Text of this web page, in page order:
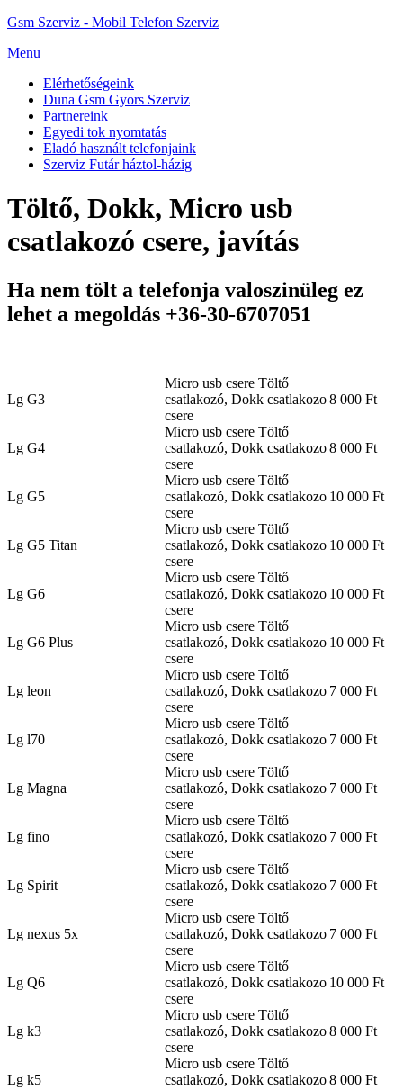
Gsm Szerviz - Mobil Telefon Szerviz
Menu
Elérhetőségeink
Duna Gsm Gyors Szerviz
Partnereink
Egyedi tok nyomtatás
Eladó használt telefonjaink
Szerviz Futár háztol-házig
Töltő, Dokk, Micro usb
csatlakozó csere, javítás
Ha nem tölt a telefonja valoszinüleg ez
lehet a megoldás +36-30-6707051
Lg G3
Micro usb csere Töltő
csatlakozó, Dokk csatlakozo
csere
8 000 Ft
Lg G4
Micro usb csere Töltő
csatlakozó, Dokk csatlakozo
csere
8 000 Ft
Lg G5
Micro usb csere Töltő
csatlakozó, Dokk csatlakozo
csere
10 000 Ft
Lg G5 Titan
Micro usb csere Töltő
csatlakozó, Dokk csatlakozo
csere
10 000 Ft
Lg G6
Micro usb csere Töltő
csatlakozó, Dokk csatlakozo
csere
10 000 Ft
Lg G6 Plus
Micro usb csere Töltő
csatlakozó, Dokk csatlakozo
csere
10 000 Ft
Lg leon
Micro usb csere Töltő
csatlakozó, Dokk csatlakozo
csere
7 000 Ft
Lg l70
Micro usb csere Töltő
csatlakozó, Dokk csatlakozo
csere
7 000 Ft
Lg Magna
Micro usb csere Töltő
csatlakozó, Dokk csatlakozo
csere
7 000 Ft
Lg fino
Micro usb csere Töltő
csatlakozó, Dokk csatlakozo
csere
7 000 Ft
Lg Spirit
Micro usb csere Töltő
csatlakozó, Dokk csatlakozo
csere
7 000 Ft
Lg nexus 5x
Micro usb csere Töltő
csatlakozó, Dokk csatlakozo
csere
7 000 Ft
Lg Q6
Micro usb csere Töltő
csatlakozó, Dokk csatlakozo
csere
10 000 Ft
Lg k3
Micro usb csere Töltő
csatlakozó, Dokk csatlakozo
csere
8 000 Ft
Lg k5
Micro usb csere Töltő
csatlakozó, Dokk csatlakozo8 000 Ft